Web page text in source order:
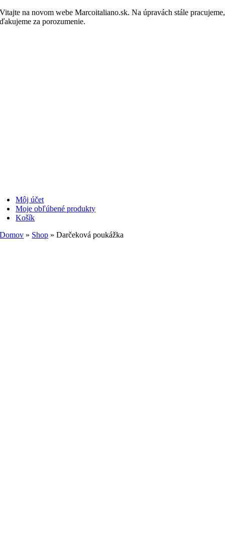
Skip
to
Vitajte na novom webe Marcoitaliano.sk. Na úpravách stále pracujeme,
ďakujeme za porozumenie.
Môj účet
Moje obľúbené produkty
Košík
Domov » Shop »Darčeková poukážka